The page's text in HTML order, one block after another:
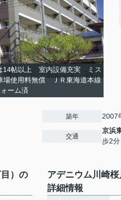
14帖以上 室内設備充実 ミス
使用料無償 ＪＲ東海道本線
ーム済
築年 2007
交通
京浜
歩2分
）の
アデニウム川崎
詳細情報